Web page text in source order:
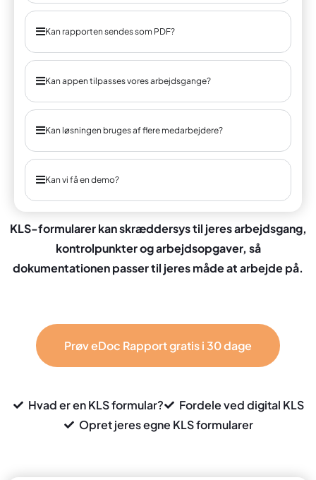
Kan rapporten sendes som PDF?
Kan appen tilpasses vores arbejdsgange?
Kan løsningen bruges af flere medarbejdere?
Kan vi få en demo?
KLS-formularer kan skræddersys til jeres arbejdsgang,
kontrolpunkter og arbejdsopgaver, så
dokumentationen passer til jeres måde at arbejde på.
Prøv eDoc Rapport gratis i 30 dage
Hvad er en KLS formular?
Fordele ved digital KLS
Opret jeres egne KLS formularer